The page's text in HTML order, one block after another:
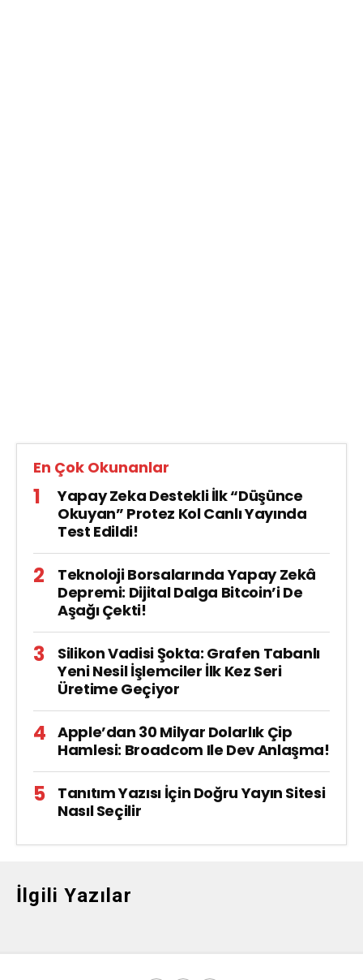
En Çok Okunanlar
Yapay Zeka Destekli İlk “Düşünce
Okuyan” Protez Kol Canlı Yayında
Test Edildi!
Teknoloji Borsalarında Yapay Zekâ
Depremi: Dijital Dalga Bitcoin’i De
Aşağı Çekti!
Silikon Vadisi Şokta: Grafen Tabanlı
Yeni Nesil İşlemciler İlk Kez Seri
Üretime Geçiyor
Apple’dan 30 Milyar Dolarlık Çip
Hamlesi: Broadcom Ile Dev Anlaşma!
Tanıtım Yazısı İçin Doğru Yayın Sitesi
Nasıl Seçilir
İlgili Yazılar